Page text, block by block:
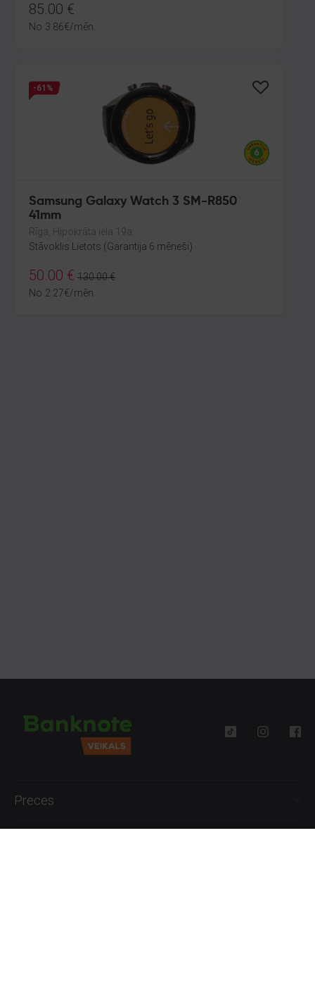
85.00 €
No 3.86€/mēn.
-61%
Samsung Galaxy Watch 3 SM-R850
41mm
Rīga, Hipokrāta iela 19a
Stāvoklis Lietots (Garantija 6 mēneši)
50.00 € 130.00€
No 2.27€/mēn.
Preces